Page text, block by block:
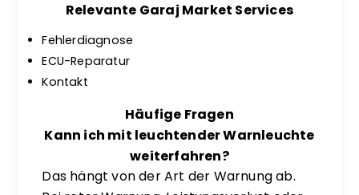
Relevante Garaj Market Services
Fehlerdiagnose
ECU-Reparatur
Kontakt
Häufige Fragen
Kann ich mit leuchtender Warnleuchte
weiterfahren?
Das hängt von der Art der Warnung ab.